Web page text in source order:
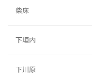
柴床
下垣内
下川原